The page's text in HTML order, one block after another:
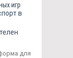
игр
в
для